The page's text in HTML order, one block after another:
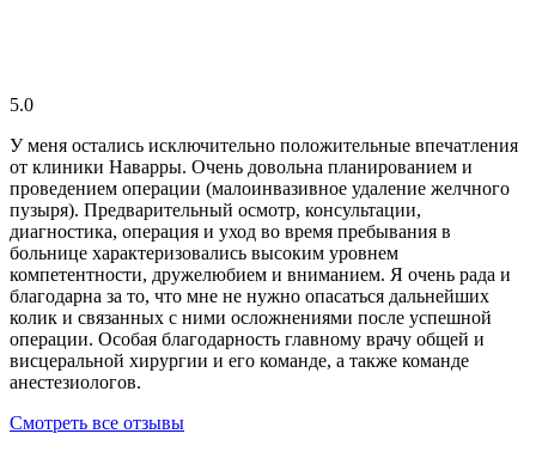
5.0
У меня остались исключительно положительные впечатления
от клиники Наварры. Очень довольна планированием и
проведением операции (малоинвазивное удаление желчного
пузыря). Предварительный осмотр, консультации,
диагностика, операция и уход во время пребывания в
больнице характеризовались высоким уровнем
компетентности, дружелюбием и вниманием. Я очень рада и
благодарна за то, что мне не нужно опасаться дальнейших
колик и связанных с ними осложнениями после успешной
операции. Особая благодарность главному врачу общей и
висцеральной хирургии и его команде, а также команде
анестезиологов.
Смотреть все отзывы